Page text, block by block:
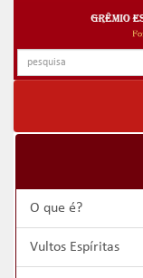
O que é?
Vultos Espíritas